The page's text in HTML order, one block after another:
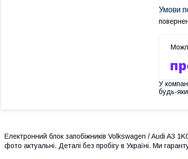
У
будь-
Електронний блок запобіжників Volkswagen / Audi A3
фото актуальні. Деталі без пробігу в Україні. Ми